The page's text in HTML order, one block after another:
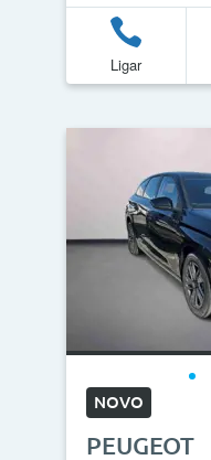
Ligar
NOVO
PEUGEOT